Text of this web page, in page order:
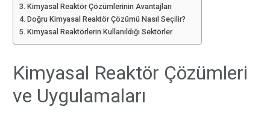
Kimyasal Reaktör Çözümlerinin Avantajları
Doğru Kimyasal Reaktör Çözümü Nasıl Seçilir?
Kimyasal Reaktörlerin Kullanıldığı Sektörler
Kimyasal Reaktör Çözümleri
ve Uygulamaları